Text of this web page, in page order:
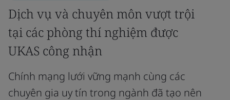
Dịch vụ và chuyên môn vượt trội
tại các phòng thí nghiệm được
UKAS công nhận
Chính mạng lưới vững mạnh cùng các
chuyên gia uy tín trong ngành đã tạo nên